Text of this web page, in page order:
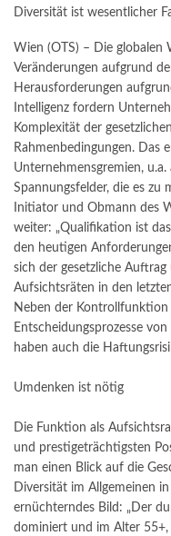
Diversität ist wesentlicher
Wien (OTS) – Die globalen
Veränderungen aufgrund
Herausforderungen
Intelligenz fordern
Komplexität der
Rahmenbedingungen. Das
Unternehmensgremien,
Spannungsfelder, die es zu
Initiator und Obmann des
weiter: „Qualifikation ist
den heutigen
sich der gesetzliche
Aufsichtsräten in den
Neben der
Entscheidungsprozesse
haben auch die
Umdenken ist nötig
Die Funktion als
und prestigeträchtigsten
man einen Blick auf die
Diversität im Allgemeinen
ernüchterndes Bild: „Der
dominiert und im Alter 55+,